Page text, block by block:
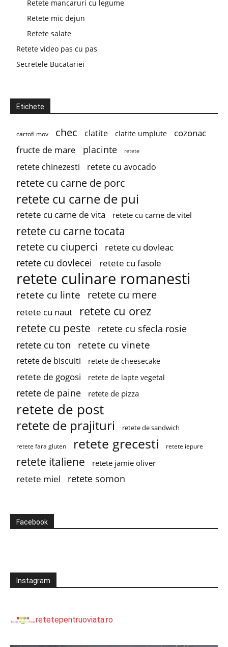
Retete mancaruri cu legume
Retete mic dejun
Retete salate
Retete video pas cu pas
Secretele Bucatariei
Etichete
cartofi mov chec clatite clatite umplute
cozonac
fructe de mare
placinte retete
retete chinezesti retete cu avocado
retete cu carne de porc
retete cu carne de pui
retete cu carne de vita retete cu carne de vitel
retete cu carne tocata
retete cu ciuperci retete cu dovleac
retete cu dovlecei retete cu fasole
retete culinare romanesti
retete cu linte retete cu mere
retete cu naut
retete cu orez
retete cu peste
retete cu sfecla rosie
retete cu ton
retete cu vinete
retete de biscuiti retete de cheesecake
retete de gogosi retete de lapte vegetal
retete de paine retete de pizza
retete de post
retete de prajituri retete de sandwich
retete fara gluten retete grecesti retete iepure
retete italiene retete jamie oliver
retete miel retete somon
Facebook
Instagram
retetepentruoviata.ro